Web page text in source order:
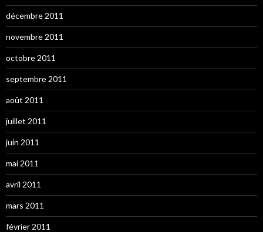
décembre 2011
novembre 2011
octobre 2011
septembre 2011
août 2011
juillet 2011
juin 2011
mai 2011
avril 2011
mars 2011
février 2011